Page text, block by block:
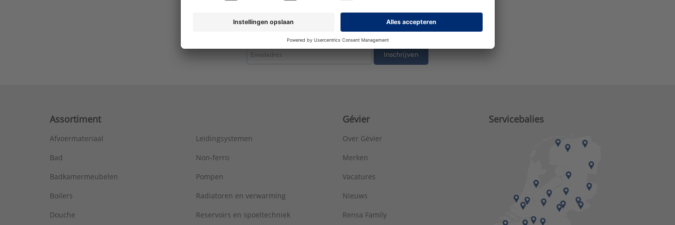
Ons laatste nieuws ontvangen omtrent productnieuws, acties en andere interessante zaken?
Inschrijven
Assortiment
Afvoermateriaal
Bad
Badkamermeubelen
Boilers
Douche
Leidingsystemen
Non-ferro
Pompen
Radiatoren en verwarming
Reservoirs en spoeltechniek
Gévier
Over Gévier
Merken
Vacatures
Nieuws
Rensa Family
Servicebalies